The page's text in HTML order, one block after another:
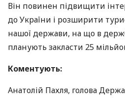
Він повинен підвищити
до України і розширити
нашої держави, на що в
планують закласти 25
Коментують:
Анатолій Пахля, голова